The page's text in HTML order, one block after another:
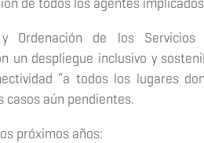
Ordenación de los Servicios
un despliegue inclusivo y
“a todos los lugares
casos aún pendientes.
próximos años: